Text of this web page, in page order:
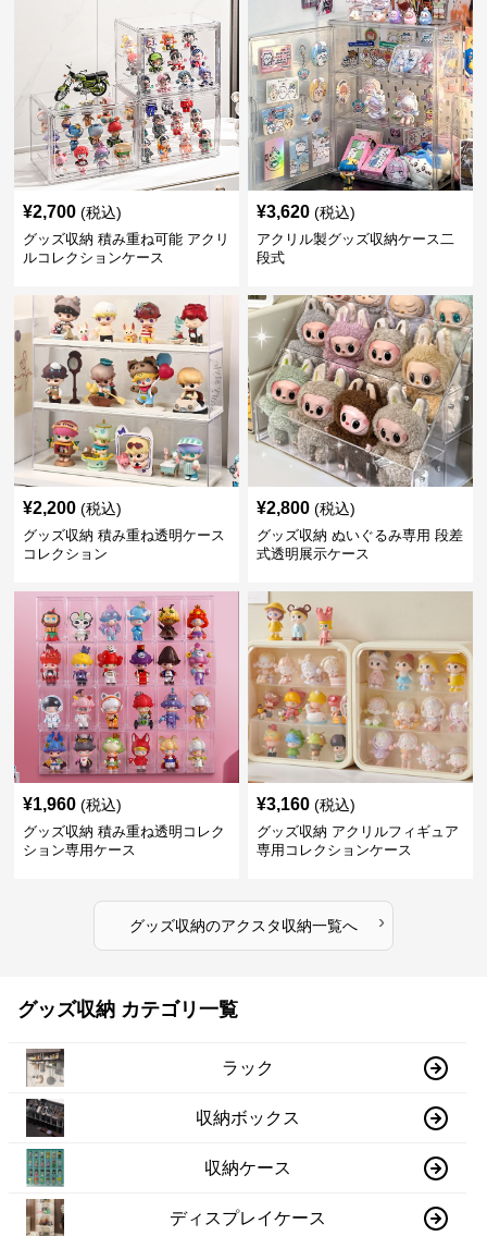
¥2,700 (税込)
グッズ収納 積み重ね可能 アクリ
ルコレクションケース
¥3,620 (税込)
アクリル製グッズ収納ケース二
段式
¥2,200 (税込)
グッズ収納 積み重ね透明ケース
コレクション
¥2,800 (税込)
グッズ収納 ぬいぐるみ専用 段差
式透明展示ケース
¥1,960 (税込)
グッズ収納 積み重ね透明コレク
ション専用ケース
¥3,160 (税込)
グッズ収納 アクリルフィギュア
専用コレクションケース
グッズ収納のアクスタ収納一覧へ ›
グッズ収納 カテゴリ一覧
ラック
収納ボックス
収納ケース
ディスプレイケース